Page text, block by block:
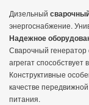
Дизельный
энергоснабжение.
Надежное
Сварочный генератор
агрегат
Конструктивные
качестве
питания.